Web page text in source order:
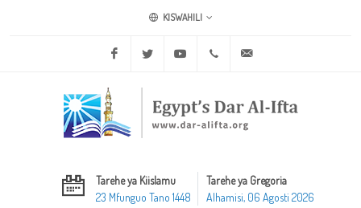
KISWAHILI
Facebook Twitter Youtube +20 2 25970400
Tarehe ya Kiislamu
23 Mfunguo Tano 1448
Tarehe ya Gregoria
Alhamisi, 06 Agosti 2026